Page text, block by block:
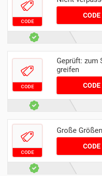
CODE
CODE
Geprüft: zum
greifen
CODE
Große